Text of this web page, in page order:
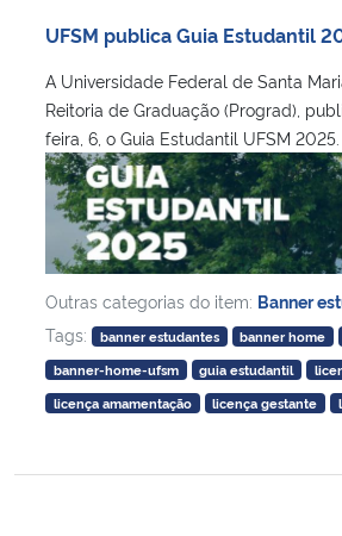
UFSM publica Guia Estudantil
A Universidade Federal de Santa
Reitoria de Graduação (Prograd),
feira, 6, o Guia Estudantil UFSM 2025.
Outras categorias do item: Banner
Tags:
banner estudantes banner home
banner-home-ufsm
guia estudantil
licença amamentação
licença gestante